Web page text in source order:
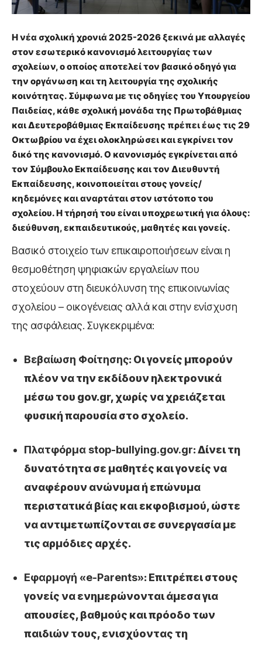
Η νέα σχολική χρονιά 2025-2026 ξεκινά με αλλαγές
στον εσωτερικό κανονισμό λειτουργίας των
σχολείων, ο οποίος αποτελεί τον βασικό οδηγό για
την οργάνωση και τη λειτουργία της σχολικής
κοινότητας. Σύμφωνα με τις οδηγίες του Υπουργείου
Παιδείας, κάθε σχολική μονάδα της Πρωτοβάθμιας
και Δευτεροβάθμιας Εκπαίδευσης πρέπει έως τις 29
Οκτωβρίου να έχει ολοκληρώσει και εγκρίνει τον
δικό της κανονισμό. Ο κανονισμός εγκρίνεται από
τον Σύμβουλο Εκπαίδευσης και τον Διευθυντή
Εκπαίδευσης, κοινοποιείται στους γονείς/
κηδεμόνες και αναρτάται στον ιστότοπο του
σχολείου. Η τήρησή του είναι υποχρεωτική για όλους:
διεύθυνση, εκπαιδευτικούς, μαθητές και γονείς.
Βασικό στοιχείο των επικαιροποιήσεων είναι η
θεσμοθέτηση ψηφιακών εργαλείων που
στοχεύουν στη διευκόλυνση της επικοινωνίας
σχολείου – οικογένειας αλλά και στην ενίσχυση
της ασφάλειας. Συγκεκριμένα:
Βεβαίωση Φοίτησης: Οι γονείς μπορούν
πλέον να την εκδίδουν ηλεκτρονικά
μέσω του gov.gr, χωρίς να χρειάζεται
φυσική παρουσία στο σχολείο.
Πλατφόρμα stop-bullying.gov.gr: Δίνει τη
δυνατότητα σε μαθητές και γονείς να
αναφέρουν ανώνυμα ή επώνυμα
περιστατικά βίας και εκφοβισμού, ώστε
να αντιμετωπίζονται σε συνεργασία με
τις αρμόδιες αρχές.
Εφαρμογή «e-Parents»: Επιτρέπει στους
γονείς να ενημερώνονται άμεσα για
απουσίες, βαθμούς και πρόοδο των
παιδιών τους, ενισχύοντας τη